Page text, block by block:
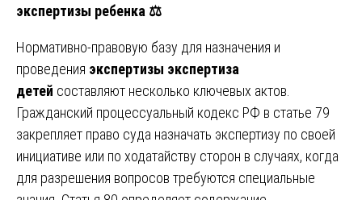
экспертизы ребенка ⚖️
Нормативно-правовую базу для назначения и
проведения экспертизы экспертиза
детей составляют несколько ключевых актов.
Гражданский процессуальный кодекс РФ в статье 79
закрепляет право суда назначать экспертизу по своей
инициативе или по ходатайству сторон в случаях, когда
для разрешения вопросов требуются специальные